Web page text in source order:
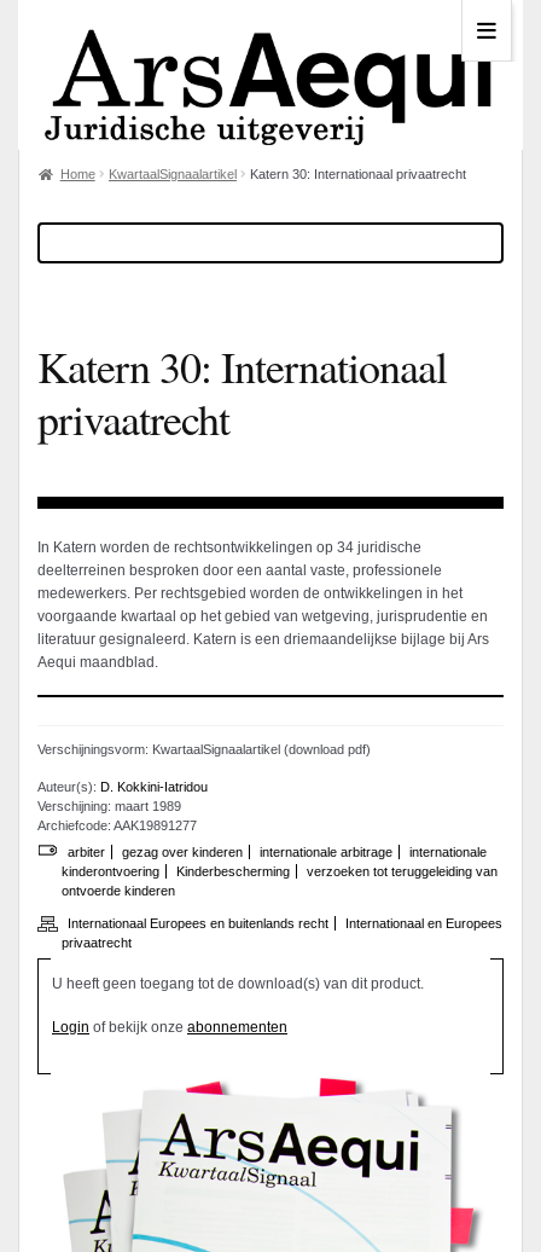
Home KwartaalSignaalartikel Katern 30: Internationaal privaatrecht
Katern 30: Internationaal
privaatrecht
In Katern worden de rechtsontwikkelingen op 34 juridische
deelterreinen besproken door een aantal vaste, professionele
medewerkers. Per rechtsgebied worden de ontwikkelingen in het
voorgaande kwartaal op het gebied van wetgeving, jurisprudentie en
literatuur gesignaleerd. Katern is een driemaandelijkse bijlage bij Ars
Aequi maandblad.
Verschijningsvorm: KwartaalSignaalartikel (download pdf)
Auteur(s): D. Kokkini-Iatridou
Verschijning: maart 1989
Archiefcode: AAK19891277
arbiter
gezag over kinderen internationale arbitrage
internationale
kinderontvoering
Kinderbescherming
verzoeken tot teruggeleiding van
ontvoerde kinderen
Internationaal Europees en buitenlands recht
Internationaal en Europees
privaatrecht
U heeft geen toegang tot de download(s) van dit product.
Login of bekijk onze abonnementen